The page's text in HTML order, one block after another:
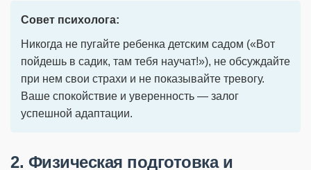
Совет психолога:
Никогда не пугайте ребенка детским садом («Вот
пойдешь в садик, там тебя научат!»), не обсуждайте
при нем свои страхи и не показывайте тревогу.
Ваше спокойствие и уверенность — залог
успешной адаптации.
2. Физическая подготовка и